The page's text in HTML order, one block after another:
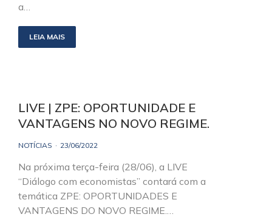
a…
LEIA MAIS
LIVE | ZPE: OPORTUNIDADE E
VANTAGENS NO NOVO REGIME.
NOTÍCIAS 23/06/2022
Na próxima terça-feira (28/06), a LIVE
“Diálogo com economistas” contará com a
temática ZPE: OPORTUNIDADES E
VANTAGENS DO NOVO REGIME.…